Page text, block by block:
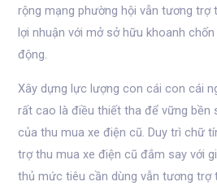
rộng mạng phường hội vẫn tương trợ
lợi nhuận với mở sở hữu khoanh
động.
Xây dựng lực lượng con cái con cái
rất cao là điều thiết tha để vững bền
của thu mua xe điện cũ. Duy trì chữ
trợ thu mua xe điện cũ đắm say với
thủ mức tiêu cần dùng vẫn tương trợ